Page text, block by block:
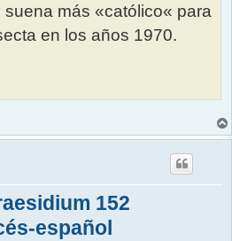
suena más «católico« para
en los años 1970.
152
español